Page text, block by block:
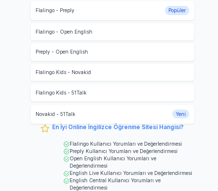
Flalingo- Preply Popüler
Flalingo- Open English
Preply- Open English
Flalingo Kids- Novakid
Flalingo Kids- 51Talk
Novakid - 51Talk Yeni
En İyi Online İngilizce Öğrenme Sitesi Hangisi?
Flalingo Kullanıcı Yorumları ve Değerlendirmesi
Preply Kullanıcı Yorumları ve Değerlendirmesi
Open English Kullanıcı Yorumları ve
Değerlendirmesi
English Live Kullanıcı Yorumları ve Değerlendirmesi
English Central Kullanıcı Yorumları ve
Değerlendirmesi